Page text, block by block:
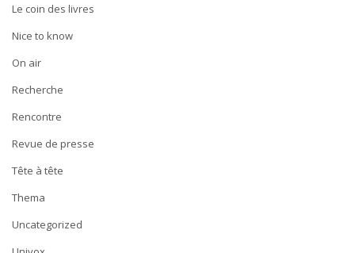
Le coin des livres
Nice to know
On air
Recherche
Rencontre
Revue de presse
Tête à tête
Thema
Uncategorized